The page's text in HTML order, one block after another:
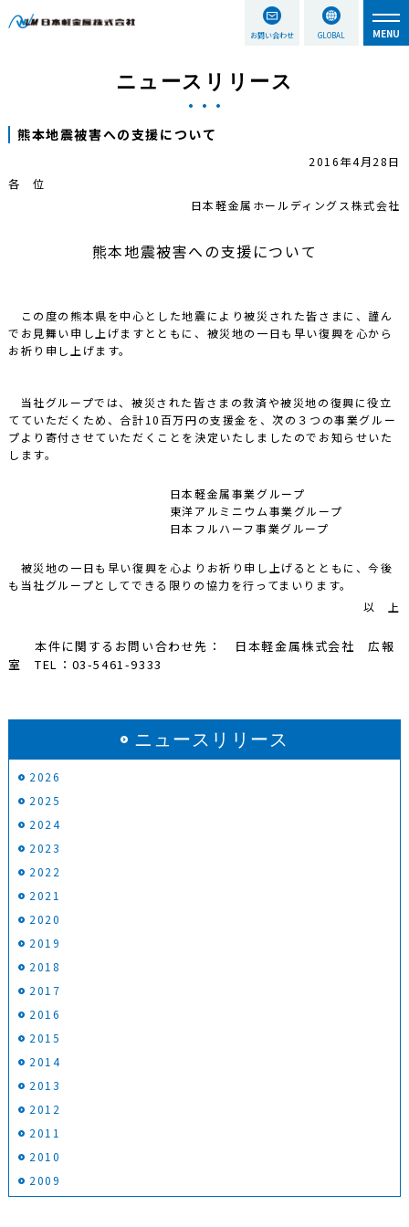
お問い合わせ GLOBAL
ニュースリリース
熊本地震被害への支援について
2016年4月28日
各 位
日本軽金属ホールディングス株式会社
熊本地震被害への支援について
この度の熊本県を中心とした地震により被災された皆さまに、謹ん
でお見舞い申し上げますとともに、被災地の一日も早い復興を心から
お祈り申し上げます。
当社グループでは、被災された皆さまの救済や被災地の復興に役立
てていただくため、合計10百万円の支援金を、次の３つの事業グルー
プより寄付させていただくことを決定いたしましたのでお知らせいた
します。
日本軽金属事業グループ
東洋アルミニウム事業グループ
日本フルハーフ事業グループ
被災地の一日も早い復興を心よりお祈り申し上げるとともに、今後
も当社グループとしてできる限りの協力を行ってまいります。
以 上
本件に関するお問い合わせ先： 日本軽金属株式会社 広報
室 TEL：03-5461-9333
ニュースリリース
2026
2025
2024
2023
2022
2021
2020
2019
2018
2017
2016
2015
2014
2013
2012
2011
2010
2009